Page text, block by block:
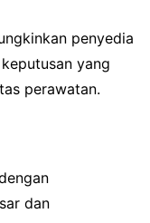
penyedia
yang
perawatan.
dan